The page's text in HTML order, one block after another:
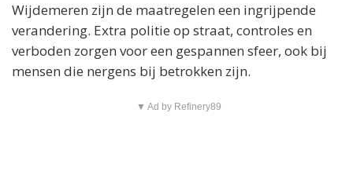
Wijdemeren zijn de maatregelen een ingrijpende
verandering. Extra politie op straat, controles en
verboden zorgen voor een gespannen sfeer, ook bij
mensen die nergens bij betrokken zijn.
▼ Ad by Refinery89